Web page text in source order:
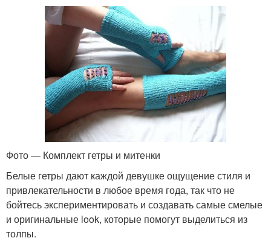
Фото — Комплект гетры и митенки
Белые гетры дают каждой девушке ощущение стиля и
привлекательности в любое время года, так что не
бойтесь экспериментировать и создавать самые смелые
и оригинальные look, которые помогут выделиться из
толпы.